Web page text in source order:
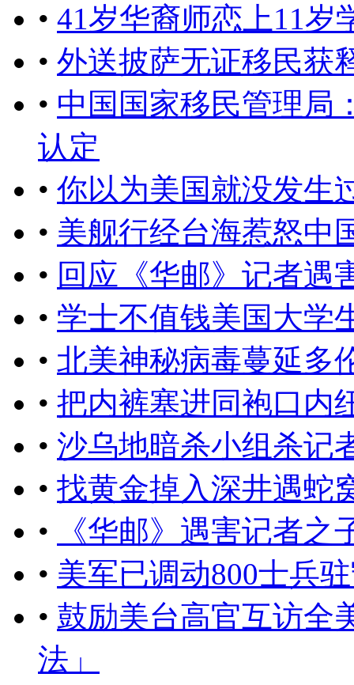
• 41岁华裔师恋上11岁
• 外送披萨无证移民获
• 中国国家移民管理局
认定
• 你以为美国就没发生
• 美舰行经台海惹怒中
• 回应​《华邮》记者遇
• 学士不值钱美国大学
• 北美神秘病毒蔓延多
• 把内裤塞进同袍口内
• 沙乌地暗杀小组杀记
• 找黄金掉入深井遇蛇
•
《华邮》遇害记者
• 美军已调动800士兵
• 鼓励美台高官互访全
法」